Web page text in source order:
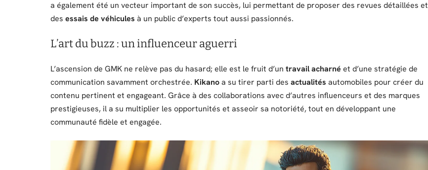
a également été un vecteur important de son succès, lui permettant de proposer des revues détaillées et
des essais de véhicules à un public d’experts tout aussi passionnés.
L’art du buzz : un influenceur aguerri
L’ascension de GMK ne relève pas du hasard; elle est le fruit d’un travail acharné et d’une stratégie de
communication savamment orchestrée. Kikanoa su tirer parti des actualités automobiles pour créer du
contenu pertinent et engageant. Grâce à des collaborations avec d’autres influenceurs et des marques
prestigieuses, il a su multiplier les opportunités et asseoir sa notoriété, tout en développant une
communauté fidèle et engagée.